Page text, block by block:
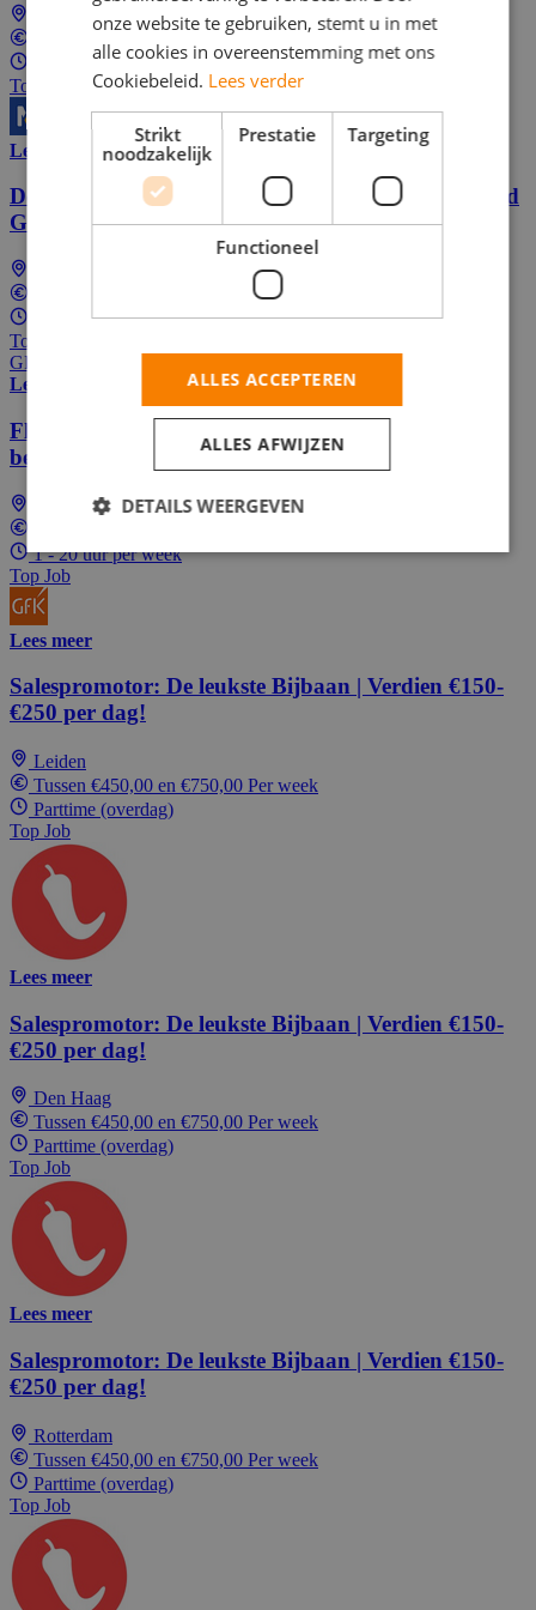
Landelijk (dus ook bij jou in de buurt)
In overeenstemming
4 - 32 uur per week
Top Job
Lees meer
Deel jouw mening & verdien cadeaubonnen – Word
GfK Panel Lid! (Thuiswerk)
Landelijk (dus ook bij jou in de buurt)
1 - 5 uur per week
Top Job
GFK
Lees meer
Flexibele thuisbaan: online enquêtes invullen voor
beloningen
Landelijk (dus ook bij jou in de buurt)
1 - 20 uur per week
Top Job
Lees meer
Salespromotor: De leukste Bijbaan | Verdien €150-
€250 per dag!
Leiden
Tussen €450,00 en €750,00 Per week
Parttime (overdag)
Top Job
Lees meer
Salespromotor: De leukste Bijbaan | Verdien €150-
€250 per dag!
Den Haag
Tussen €450,00 en €750,00 Per week
Parttime (overdag)
Top Job
Lees meer
Salespromotor: De leukste Bijbaan | Verdien €150-
€250 per dag!
Rotterdam
Tussen €450,00 en €750,00 Per week
Parttime (overdag)
Top Job
onze website te gebruiken, stemt u in met
alle cookies in overeenstemming met ons
Cookiebeleid. Lees verder
Strikt
noodzakelijk
Prestatie Targeting
Functioneel
ALLES ACCEPTEREN
ALLES AFWIJZEN
DETAILS WEERGEVEN